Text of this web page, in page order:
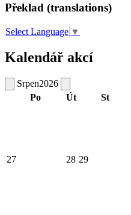
Překlad (translations)
Select Language ▼
Kalendář akcí
Srpen2026
Po
Út St
27 28 29